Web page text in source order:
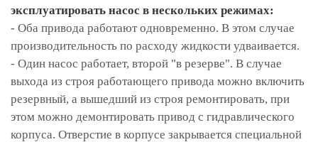
эксплуатировать насос в нескольких режимах:
- Оба привода работают одновременно. В этом случае
производительность по расходу жидкости удваивается.
- Один насос работает, второй "в резерве". В случае
выхода из строя работающего привода можно включить
резервный, а вышедший из строя ремонтировать, при
этом можно демонтировать привод с гидравлического
корпуса. Отверстие в корпусе закрывается специальной